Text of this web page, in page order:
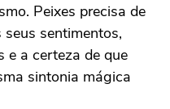
Peixes precisa de
sentimentos,
e a certeza de que
sintonia mágica